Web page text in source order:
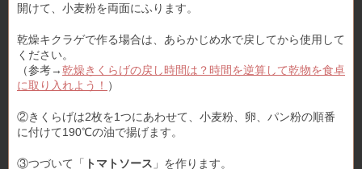
開けて、小麦粉を両面にふります。
乾燥キクラゲで作る場合は、あらかじめ水で戻してから使用して
ください。
（参考→乾燥きくらげの戻し時間は？時間を逆算して乾物を食卓
に取り入れよう！ ）
②きくらげは2枚を1つにあわせて、小麦粉、卵、パン粉の順番
に付けて190℃の油で揚げます。
③つづいて「 トマトソース 」を作ります。